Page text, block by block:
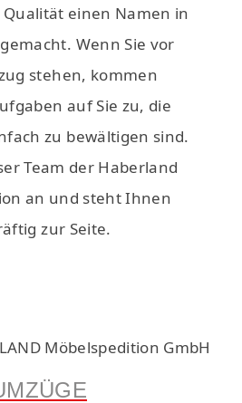
einen Namen in
Wenn Sie vor
stehen, kommen
auf Sie zu, die
zu bewältigen sind.
Team der Haberland
an und steht Ihnen
zur Seite.